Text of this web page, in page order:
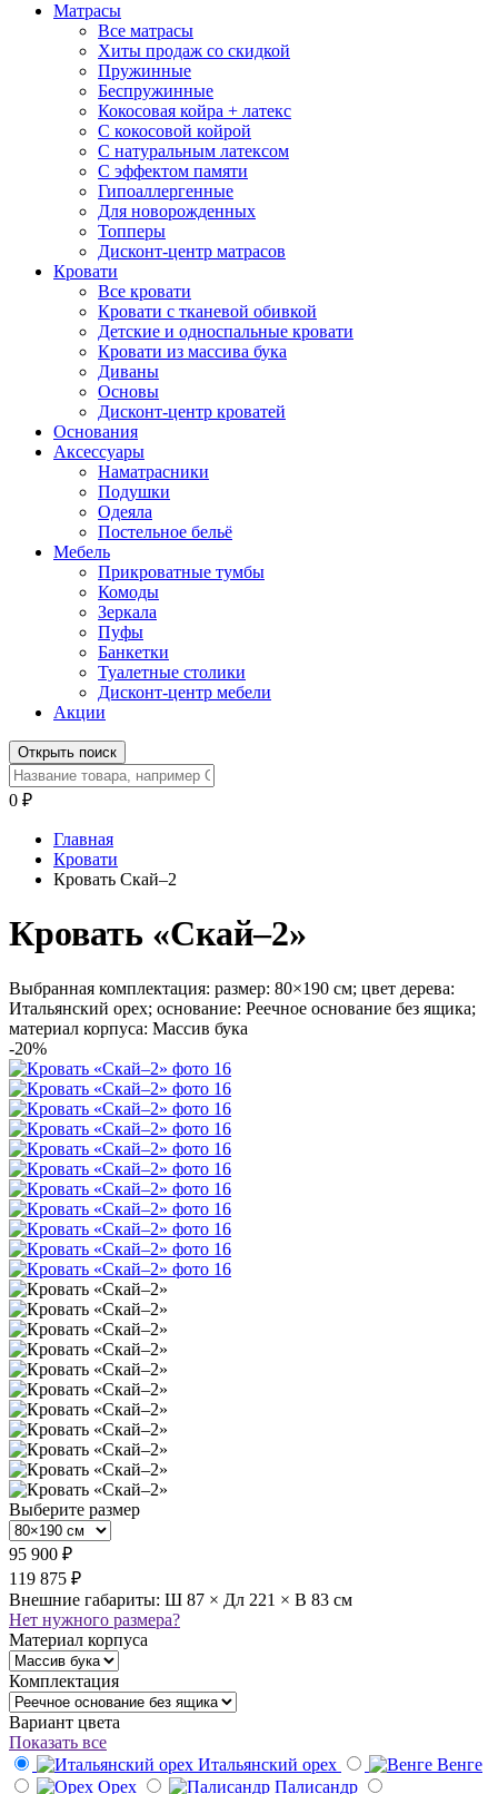
Матрасы
Все матрасы
Хиты продаж со скидкой
Пружинные
Беспружинные
Кокосовая койра + латекс
С кокосовой койрой
С натуральным латексом
С эффектом памяти
Гипоаллергенные
Для новорожденных
Топперы
Дисконт-центр матрасов
Кровати
Все кровати
Кровати с тканевой обивкой
Детские и односпальные кровати
Кровати из массива бука
Диваны
Основы
Дисконт-центр кроватей
Основания
Аксессуары
Наматрасники
Подушки
Одеяла
Постельное бельё
Мебель
Прикроватные тумбы
Комоды
Зеркала
Пуфы
Банкетки
Туалетные столики
Дисконт-центр мебели
Акции
Открыть поиск
0 ₽
Главная
Кровати
Кровать Скай–2
Кровать «Скай–2»
Выбранная комплектация: размер: 80×190 см; цвет дерева:
Итальянский орех; основание: Реечное основание без ящика;
материал корпуса: Массив бука
-20%
Выберите размер
95 900 ₽
119 875 ₽
Внешние габариты: Ш 87 × Дл 221 × В 83 см
Нет нужного размера?
Материал корпуса
Комплектация
Вариант цвета
Показать все
Итальянский орех
Венге
Орех
Палисандр